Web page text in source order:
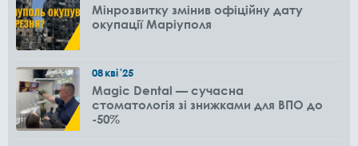
Мінрозвитку змінив офіційну дату
окупації Маріуполя
08кві'25
Magic Dental — сучасна
стоматологія зі знижками для ВПО до
-50%